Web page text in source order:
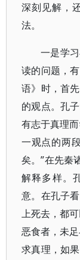
深刻见解，
法。
一是学
读的问题，
语》时，首
的观点。孔
有志于真理
一观点的两
矣。”在先秦
解释多样。
意。在孔子
上死去，都
恶食者，未
求真理，如